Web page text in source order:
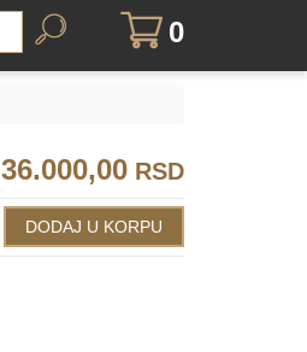
0
36.000,00 RSD